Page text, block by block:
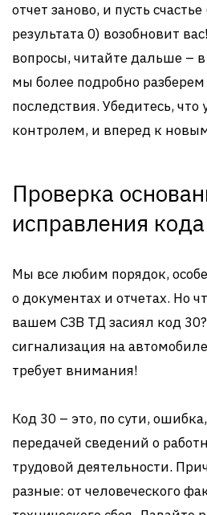
отчет заново, и пусть
результата 0) возобновит
вопросы, читайте дальше –
мы более подробно
последствия. Убедитесь, что
контролем, и вперед к
Проверка
исправления
Мы все любим порядок,
о документах и отчетах. Но
вашем СЗВ ТД засиял код
сигнализация на
требует внимания!
Код 30 – это, по сути,
передачей сведений о
трудовой деятельности.
разные: от человеческого